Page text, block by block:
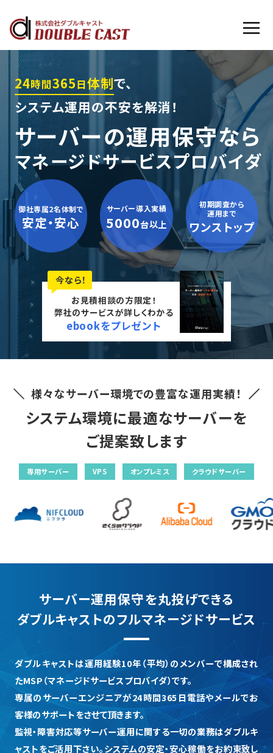
24時間365日体制で、
システム運用の不安を解消！
サーバーの運用保守なら
マネージドサービスプロバイダ
御社専属2名体制で
安定・安心
サーバー導入実績
5000台以上
初期調査から
運用まで
ワンストップ
今なら！
お見積相談の方限定！
弊社のサービスが詳しくわかる
ebookをプレゼント
様々なサーバー環境での豊富な運用実績！
システム環境に最適なサーバーを
ご提案致します
専用サーバー VPS オンプレミス クラウドサーバー
サーバー運用保守を丸投げできる
ダブルキャストのフルマネージドサービス
ダブルキャストは運用経験10年（平均）のメンバーで構成され
たMSP（マネージドサービスプロバイダ）です。
専属のサーバーエンジニアが24時間365日電話やメールでお
客様のサポートをさせて頂きます。
監視・障害対応等サーバー運用に関する一切の業務はダブルキ
ャストをご活用下さい。システムの安定・安心稼働をお約束致し
フルマネージドサービス内容
お客様インタビュー
導入実績
導入の流れ
よくあるご質問
会社概要
無料で見積相談する
資料請求をする
03-6893-7711
ブログ